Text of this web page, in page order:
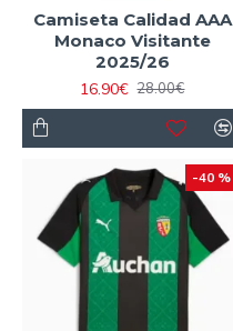
Camiseta Calidad AAA
Monaco Visitante
2025/26
16.90€ 28.00€
-40 %